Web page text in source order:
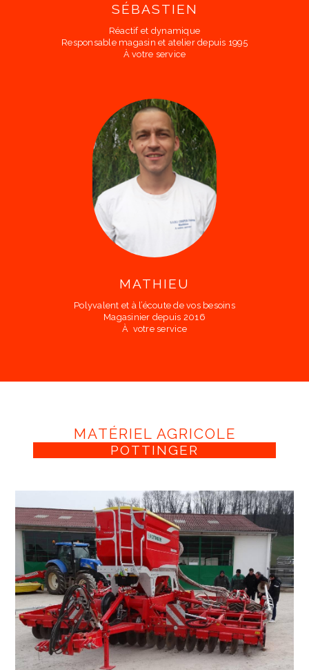
SÉBASTIEN
Réactif et dynamique
Responsable magasin et atelier depuis 1995
À votre service
MATHIEU
Polyvalent et à l’écoute de vos besoins
Magasinier depuis 2016
À votre service
MATÉRIEL AGRICOLE
POTTINGER